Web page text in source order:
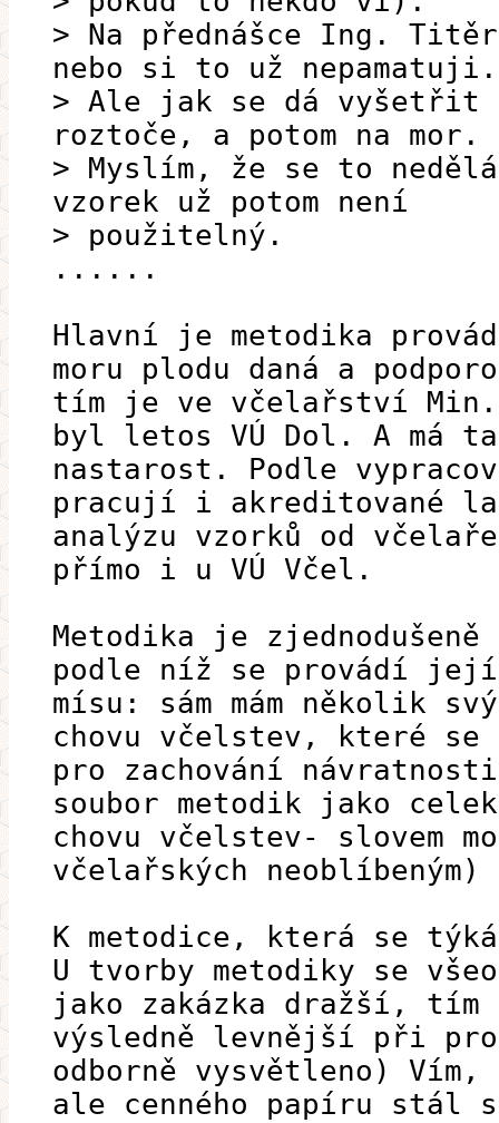
> Na přednášce Ing.
nebo si to už nepamatuji.
> Ale jak se dá vyšetřit
roztoče, a potom na mor.
> Myslím, že se to
vzorek už potom není
> použitelný.
......
Hlavní je metodika
moru plodu daná a
tím je ve včelařství Min.
byl letos VÚ Dol. A má
nastarost. Podle
pracují i akreditované
analýzu vzorků od
přímo i u VÚ Včel.
Metodika je zjednodušeně
podle níž se provádí
mísu: sám mám několik
chovu včelstev, které se
pro zachování
soubor metodik jako
chovu včelstev- slovem
včelařských neoblíbeným)
K metodice, která se
U tvorby metodiky se
jako zakázka dražší,
výsledně levnější při
odborně vysvětleno) Vím,
ale cenného papíru stál